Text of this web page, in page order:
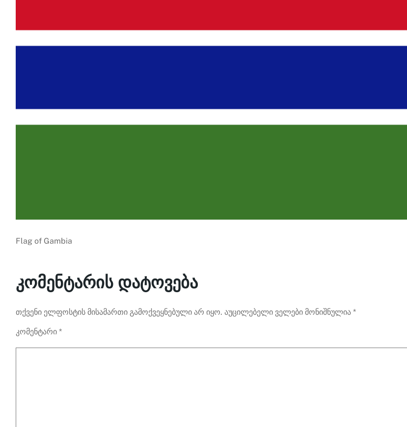
Flag of Gambia
კომენტარის დატოვება
თქვენი ელფოსტის მისამართი გამოქვეყნებული არ იყო. აუცილებელი ველები მონიშნულია *
კომენტარი *